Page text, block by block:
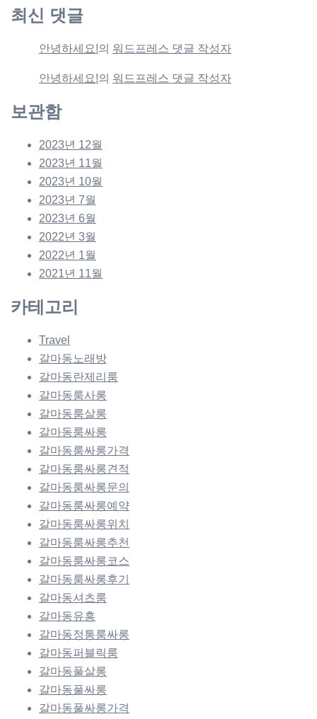
최신 댓글
안녕하세요!의 워드프레스 댓글 작성자
안녕하세요!의 워드프레스 댓글 작성자
보관함
2023년 12월
2023년 11월
2023년 10월
2023년 7월
2023년 6월
2022년 3월
2022년 1월
2021년 11월
카테고리
Travel
갈마동노래방
갈마동란제리룸
갈마동룸사롱
갈마동룸살롱
갈마동룸싸롱
갈마동룸싸롱가격
갈마동룸싸롱견적
갈마동룸싸롱문의
갈마동룸싸롱예약
갈마동룸싸롱위치
갈마동룸싸롱추천
갈마동룸싸롱코스
갈마동룸싸롱후기
갈마동셔츠룸
갈마동유흥
갈마동정통룸싸롱
갈마동퍼블릭룸
갈마동풀살롱
갈마동풀싸롱
갈마동풀싸롱가격